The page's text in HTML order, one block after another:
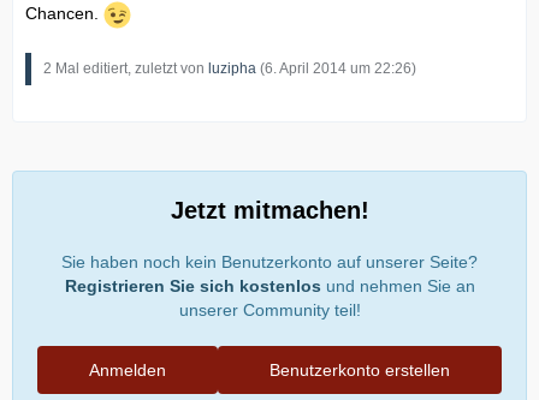
Chancen.
2 Mal editiert, zuletzt von luzipha (6. April 2014 um 22:26)
Jetzt mitmachen!
Sie haben noch kein Benutzerkonto auf unserer Seite?
Registrieren Sie sich kostenlos und nehmen Sie an
unserer Community teil!
Benutzerkonto erstellen
Anmelden